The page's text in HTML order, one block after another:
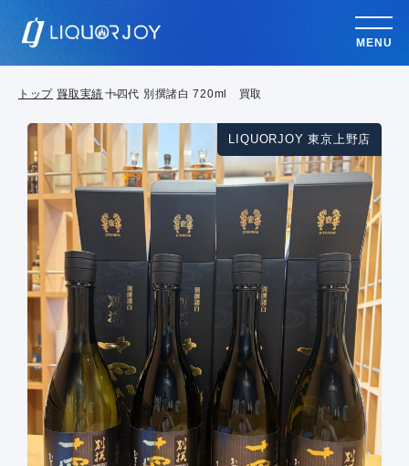
MENU
トップ 買取実績 十四代 別撰諸白 720ml 買取
LIQUORJOY 東京上野店